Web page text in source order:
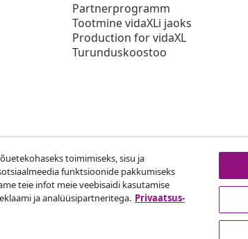
Partnerprogramm
Tootmine vidaXLi jaoks
Production for vidaXL
Turunduskoostoo
toimimiseks, sisu ja
funktsioonide pakkumiseks
teie infot meie veebisaidi kasutamise
ja analüüsipartneritega. Privaatsus-